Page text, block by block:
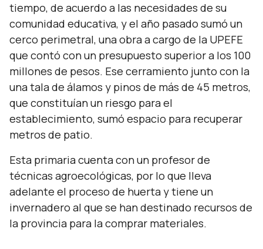
tiempo, de acuerdo a las necesidades de su
comunidad educativa, y el año pasado sumó un
cerco perimetral, una obra a cargo de la UPEFE
que contó con un presupuesto superior a los 100
millones de pesos. Ese cerramiento junto con la
una tala de álamos y pinos de más de 45 metros,
que constituían un riesgo para el
establecimiento, sumó espacio para recuperar
metros de patio.
Esta primaria cuenta con un profesor de
técnicas agroecológicas, por lo que lleva
adelante el proceso de huerta y tiene un
invernadero al que se han destinado recursos de
la provincia para la comprar materiales.